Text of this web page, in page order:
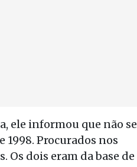
ele informou que não se
1998. Procurados nos
Os dois eram da base de